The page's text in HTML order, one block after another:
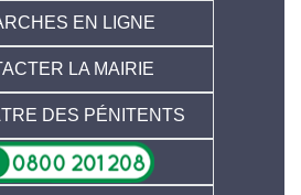
EN LIGNE
LA MAIRIE
DES PÉNITENTS